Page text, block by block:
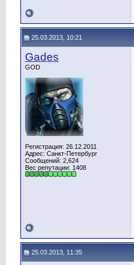
25.03.2013, 10:21
Gades
GOD
Регистрация: 26.12.2011
Адрес: Санкт-Петербург
Сообщений: 2,624
Вес репутации: 1408
25.03.2013, 11:35